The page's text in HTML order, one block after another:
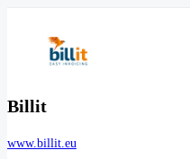
Billit
www.billit.eu